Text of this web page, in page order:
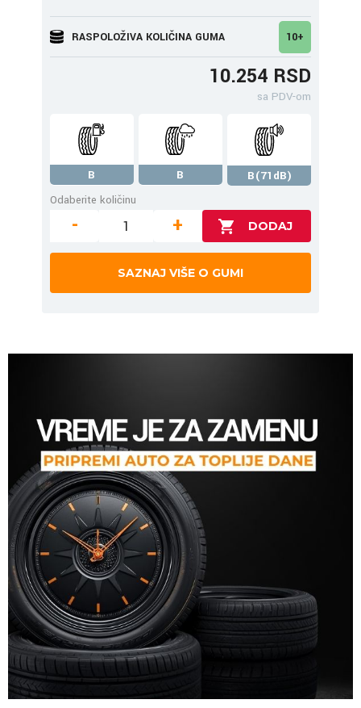
RASPOLOŽIVA KOLIČINA GUMA 10+
10.254 RSD
sa PDV-om
B B
B(71dB)
Odaberite količinu
- +
SAZNAJ VIŠE O GUMI